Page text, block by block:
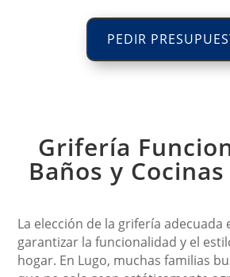
PEDIR
Grifería
Baños y
La elección de la grifería adecuada
garantizar la funcionalidad y el
hogar. En Lugo, muchas familias